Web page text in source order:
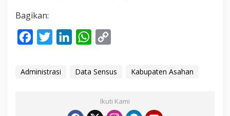
Bagikan:
c
i
n
W
a
p
L
Administrasi Data Sensus Kabupaten Asahan
Ikuti Kami